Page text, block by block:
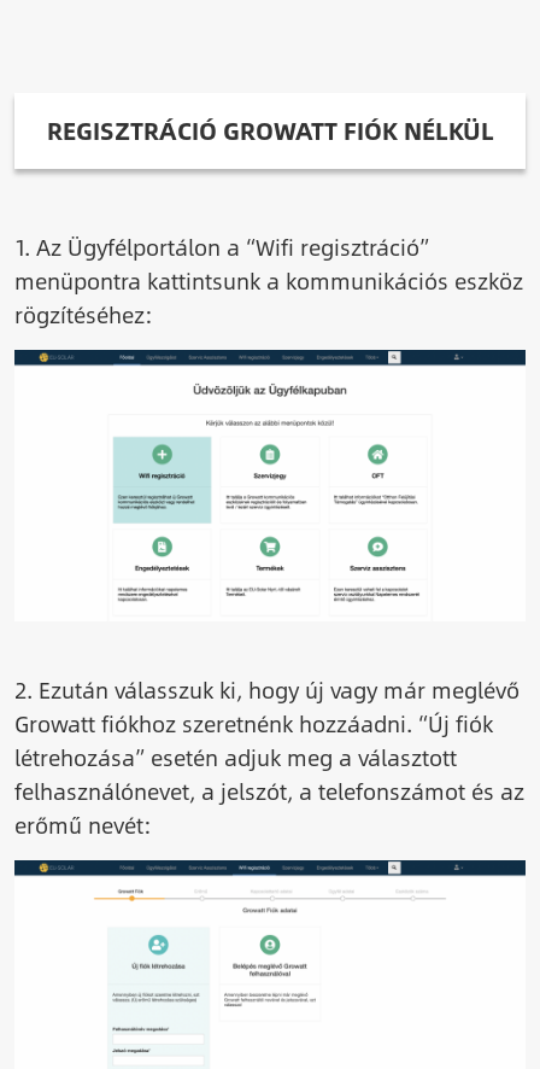
REGISZTRÁCIÓ GROWATT FIÓK NÉLKÜL
1. Az Ügyfélportálon a “Wifi regisztráció”
menüpontra kattintsunk a kommunikációs eszköz
rögzítéséhez:
Image
2. Ezután válasszuk ki, hogy új vagy már meglévő
Growatt fiókhoz szeretnénk hozzáadni. “Új fiók
létrehozása” esetén adjuk meg a választott
felhasználónevet, a jelszót, a telefonszámot és az
erőmű nevét:
Image